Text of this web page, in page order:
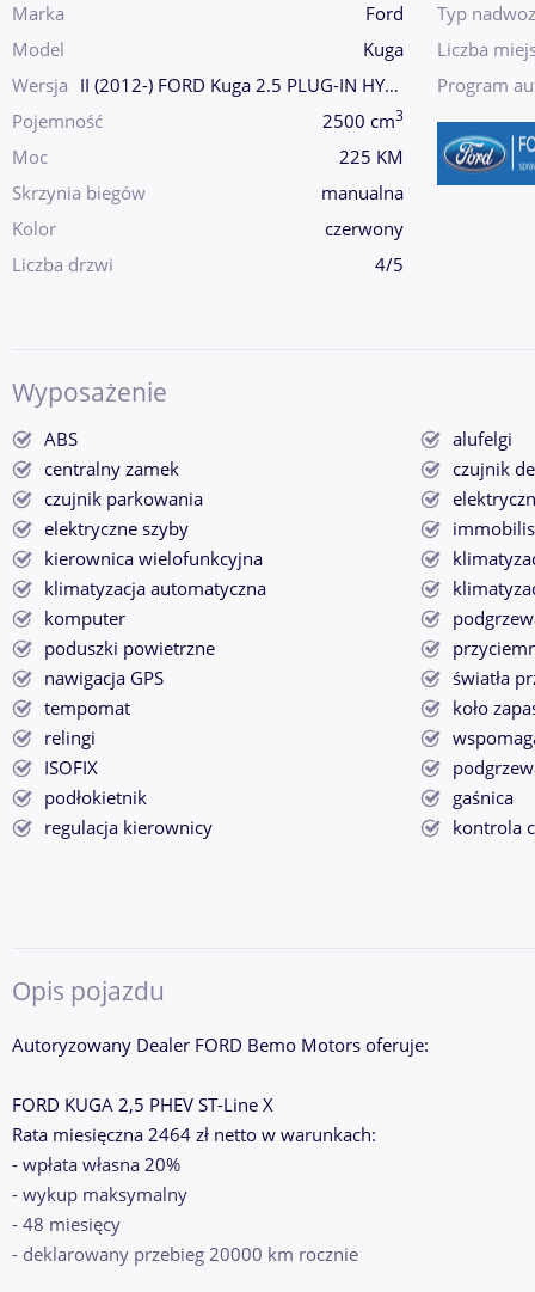
Marka
Ford
Model
Kuga
Wersja
II (2012-) FORD Kuga 2.5 PLUG-IN HYBRID 225
Pojemność
2500 cm3
Moc
225 KM
Skrzynia biegów
manualna
Kolor
czerwony
Liczba drzwi
4/5
Typ
Liczba
Program
Wyposażenie
ABS
alufelgi
centralny zamek
czujnik
czujnik parkowania
elektryczne szyby
kierownica wielofunkcyjna
klimatyzacja automatyczna
komputer
poduszki powietrzne
nawigacja GPS
światła
tempomat
koło
relingi
ISOFIX
podłokietnik
gaśnica
regulacja kierownicy
kontrola
Opis pojazdu
Autoryzowany Dealer FORD Bemo Motors oferuje:
FORD KUGA 2,5 PHEV ST-Line X
Rata miesięczna 2464 zł netto w warunkach:
- wpłata własna 20%
- wykup maksymalny
- 48 miesięcy
- deklarowany przebieg 20000 km rocznie